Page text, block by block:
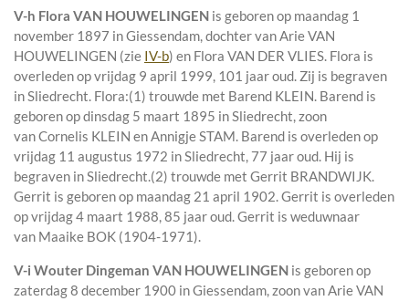
V-h Flora VAN HOUWELINGEN is geboren op maandag 1
november 1897 inGiessendam, dochter vanArie VAN
HOUWELINGEN (zie IV-b) en Flora VAN DER VLIES. Flora is
overleden op vrijdag 9 april 1999, 101 jaar oud. Zij is begraven
inSliedrecht. Flora:(1) trouwde met Barend KLEIN. Barend is
geboren op dinsdag 5 maart 1895 inSliedrecht, zoon
vanCornelis KLEIN enAnnigje STAM. Barend is overleden op
vrijdag 11 augustus 1972 inSliedrecht, 77 jaar oud. Hij is
begraven inSliedrecht.(2) trouwde met Gerrit BRANDWIJK.
Gerrit is geboren op maandag 21 april 1902. Gerrit is overleden
op vrijdag 4 maart 1988, 85 jaar oud. Gerrit is weduwnaar
van Maaike BOK (1904-1971).
V-i Wouter Dingeman VAN HOUWELINGEN is geboren op
zaterdag 8 december 1900 inGiessendam, zoon vanArie VAN